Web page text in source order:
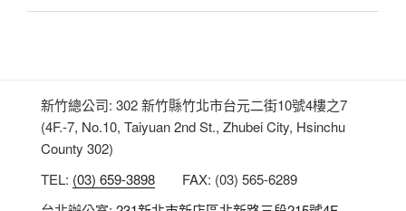
新竹總公司: 302 新竹縣竹北市台元二街10號4樓之7
(4F.-7, No.10, Taiyuan 2nd St., Zhubei City, Hsinchu
County 302)
TEL: (03) 659-3898
FAX: (03) 565-6289